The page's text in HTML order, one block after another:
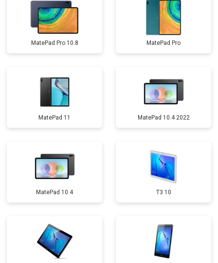
MatePad Pro 10.8 MatePad Pro
MatePad 11 MatePad 10.4 2022
MatePad 10.4 T3 10